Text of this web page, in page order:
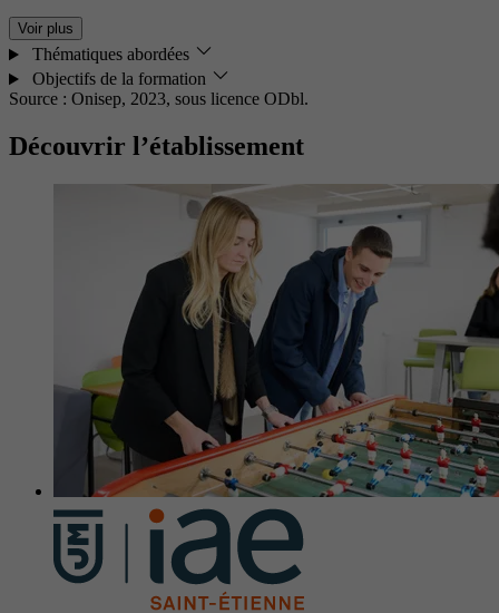
Voir plus
Thématiques abordées
Objectifs de la formation
Source : Onisep, 2023, sous licence ODbl.
Découvrir l’établissement